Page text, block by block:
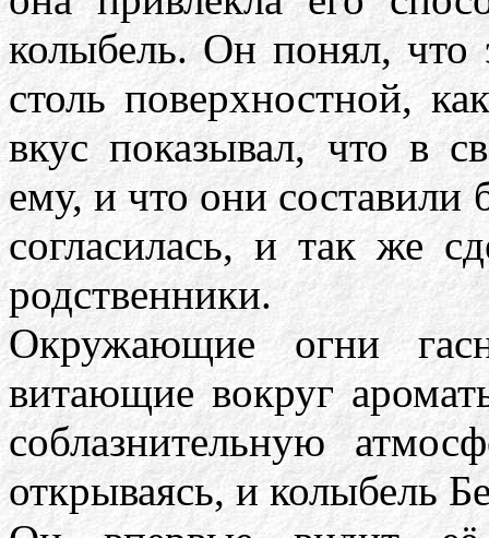
колыбель. Он понял, что
столь поверхностной,
вкус показывал, что в
ему, и что они
согласилась, и так же
родственники.
Окружающие огни
витающие вокруг
соблазнительную
открываясь, и колыбель